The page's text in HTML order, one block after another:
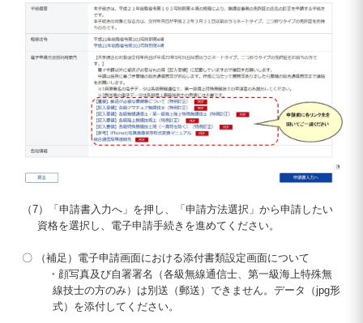
（7）「申請書入力へ」を押し、「申請方法選択」から申請したい
資格を選択し、電子申請手続きを進めてください。
〇 （補足）電子申請画面における添付書類設定画面について
・顔写真及び自署署名（各級無線通信士、第一級海上特殊無
線技士の方のみ）は別送（郵送）できません。データ（jpg形
式）を添付してください。